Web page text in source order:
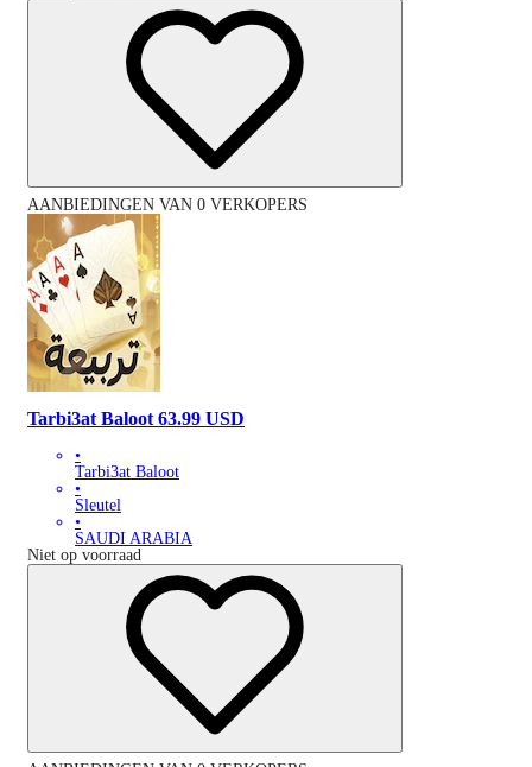
AANBIEDINGEN VAN 0 VERKOPERS
Tarbi3at Baloot 63.99 USD
•
Tarbi3at Baloot
•
Sleutel
•
SAUDI ARABIA
Niet op voorraad